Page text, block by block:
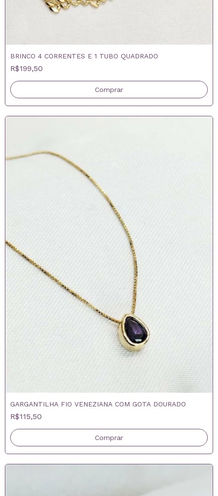
BRINCO 4 CORRENTES E 1 TUBO QUADRADO
R$199,50
Comprar
GARGANTILHA FIO VENEZIANA COM GOTA DOURADO
R$115,50
Comprar